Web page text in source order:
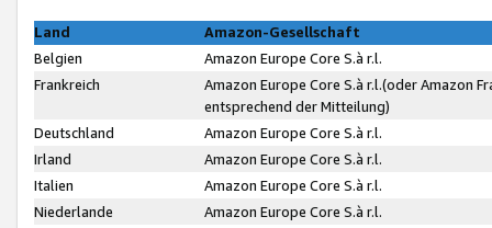
Land
Amazon-Gesellschaft
Belgien
Amazon Europe Core S.à r.l.
Frankreich
Amazon Europe Core S.à r.l.(oder Amazon
entsprechend der Mitteilung)
Deutschland
Amazon Europe Core S.à r.l.
Irland
Amazon Europe Core S.à r.l.
Italien
Amazon Europe Core S.à r.l.
Niederlande
Amazon Europe Core S.à r.l.